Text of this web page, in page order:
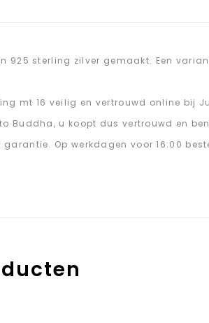
925 sterling zilver gemaakt. Een
mt 16 veilig en vertrouwd online bij
Buddha, u koopt dus vertrouwd en
Op werkdagen voor 16:00